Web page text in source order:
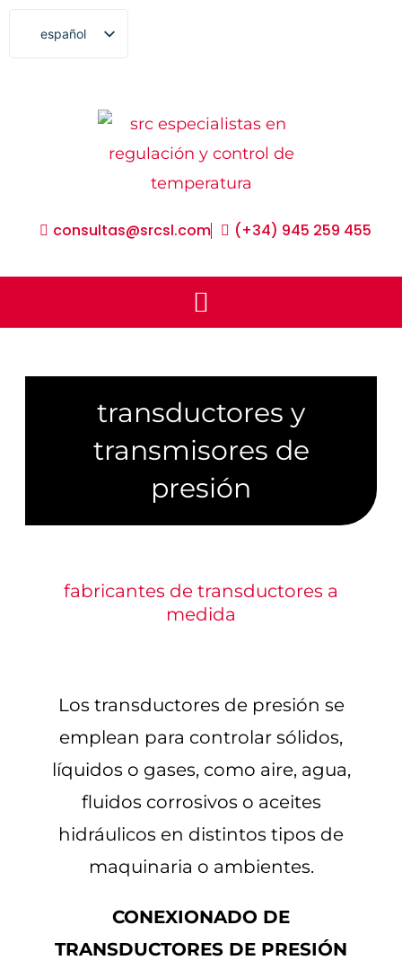
ir
español
english
consultas@srcsl.com (+34) 945 259 455
transductores y
transmisores de
presión
fabricantes de transductores a
medida
Los transductores de presión se
emplean para controlar sólidos,
líquidos o gases, como aire, agua,
fluidos corrosivos o aceites
hidráulicos en distintos tipos de
maquinaria o ambientes.
CONEXIONADO DE
TRANSDUCTORES DE PRESIÓN